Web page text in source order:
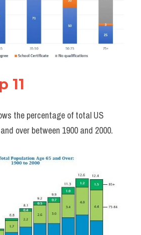
11
the percentage of total US
over between 1900 and 2000.